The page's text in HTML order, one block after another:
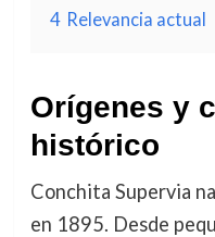
4 Relevancia actual
Orígenes y
histórico
Conchita Supervia
en 1895. Desde